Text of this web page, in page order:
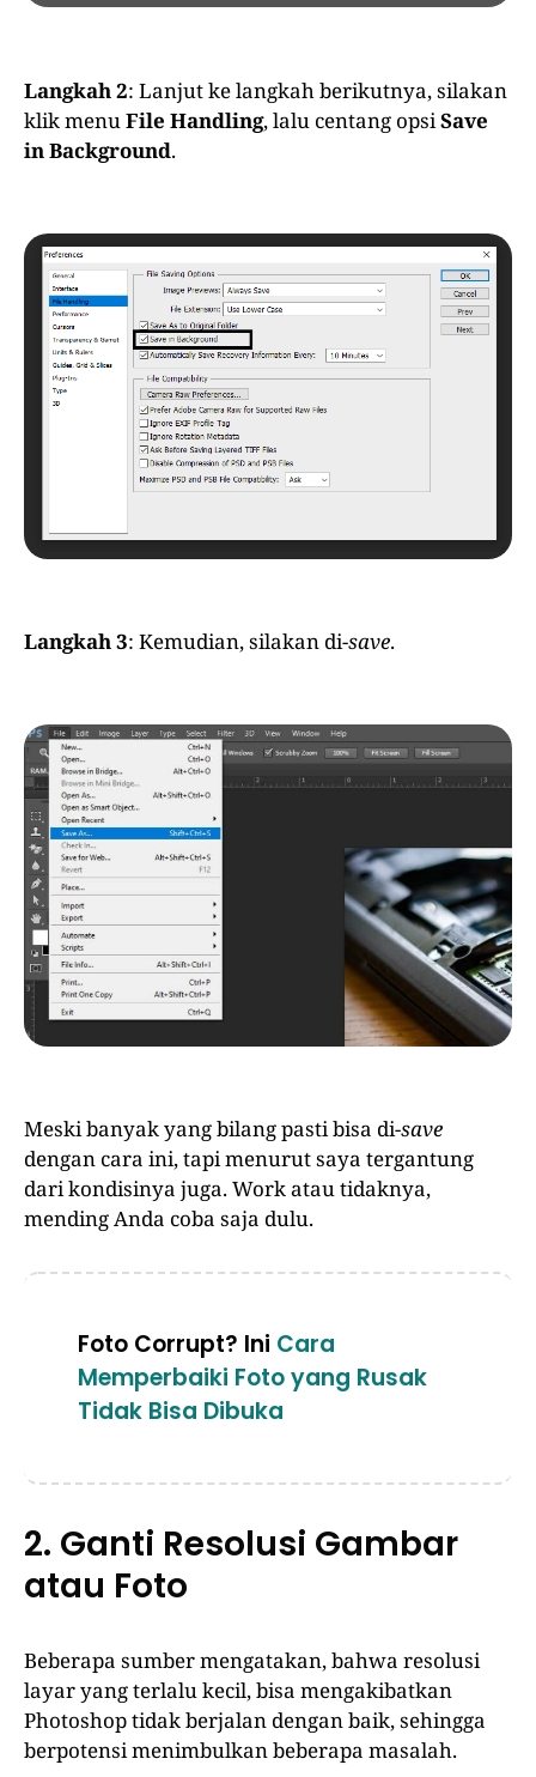
Langkah 2: Lanjut ke langkah berikutnya, silakan
klik menuFile Handling, lalu centang opsiSave
in Background.
Langkah 3: Kemudian, silakan di-save.
Meski banyak yang bilang pasti bisa di-save
dengan cara ini, tapi menurut saya tergantung
dari kondisinya juga. Work atau tidaknya,
mending Anda coba saja dulu.
Foto Corrupt? Ini Cara
Memperbaiki Foto yang Rusak
Tidak Bisa Dibuka
2. Ganti Resolusi Gambar
atau Foto
Beberapa sumber mengatakan, bahwa resolusi
layar yang terlalu kecil, bisa mengakibatkan
Photoshop tidak berjalan dengan baik, sehingga
berpotensi menimbulkan beberapa masalah.